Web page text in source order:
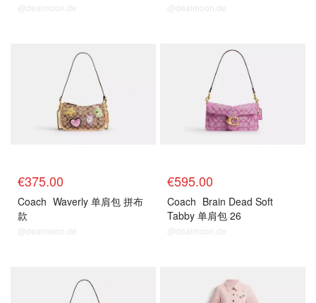
@dealmoon.de @dealmoon.de
€375.00
Coach Waverly 单肩包 拼布
款
@dealmoon.de
€595.00
Coach Brain Dead Soft
Tabby 单肩包 26
@dealmoon.de